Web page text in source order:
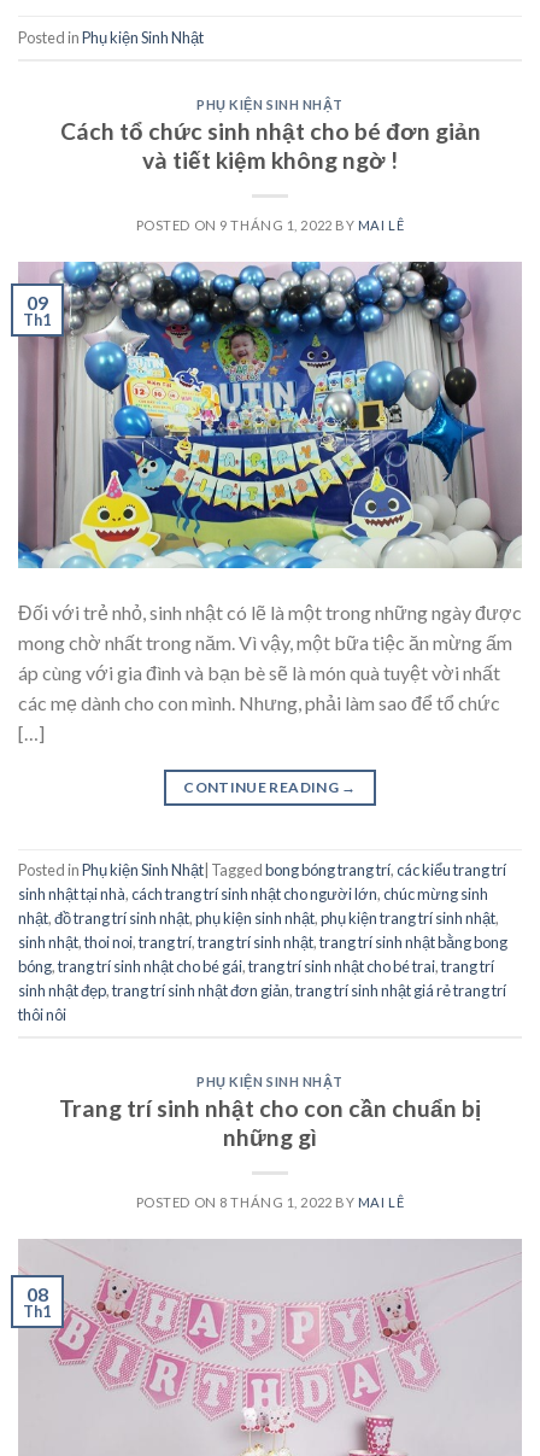
Posted inPhụ kiện Sinh Nhật
PHỤ KIỆN SINH NHẬT
Cách tổ chức sinh nhật cho bé đơn giản
và tiết kiệm không ngờ !
POSTED ON 9 THÁNG 1, 2022 BY MAI LÊ
09
Th1
Đối với trẻ nhỏ, sinh nhật có lẽ là một trong những ngày được
mong chờ nhất trong năm. Vì vậy, một bữa tiệc ăn mừng ấm
áp cùng với gia đình và bạn bè sẽ là món quà tuyệt vời nhất
các mẹ dành cho con mình. Nhưng, phải làm sao để tổ chức
[…]
CONTINUE READING →
Posted inPhụ kiện Sinh Nhật Taggedbong bóng trang trí,các kiểu trang trí
sinh nhật tại nhà,cách trang trí sinh nhật cho người lớn,chúc mừng sinh
nhật,đồ trang trí sinh nhật,phụ kiện sinh nhật,phụ kiện trang trí sinh nhật,
sinh nhật,thoi noi,trang trí,trang trí sinh nhật,trang trí sinh nhật bằng bong
bóng,trang trí sinh nhật cho bé gái,trang trí sinh nhật cho bé trai,trang trí
sinh nhật đẹp,trang trí sinh nhật đơn giản,trang trí sinh nhật giá rẻ trang trí
thôi nôi
PHỤ KIỆN SINH NHẬT
Trang trí sinh nhật cho con cần chuẩn bị
những gì
POSTED ON 8 THÁNG 1, 2022 BY MAI LÊ
08
Th1